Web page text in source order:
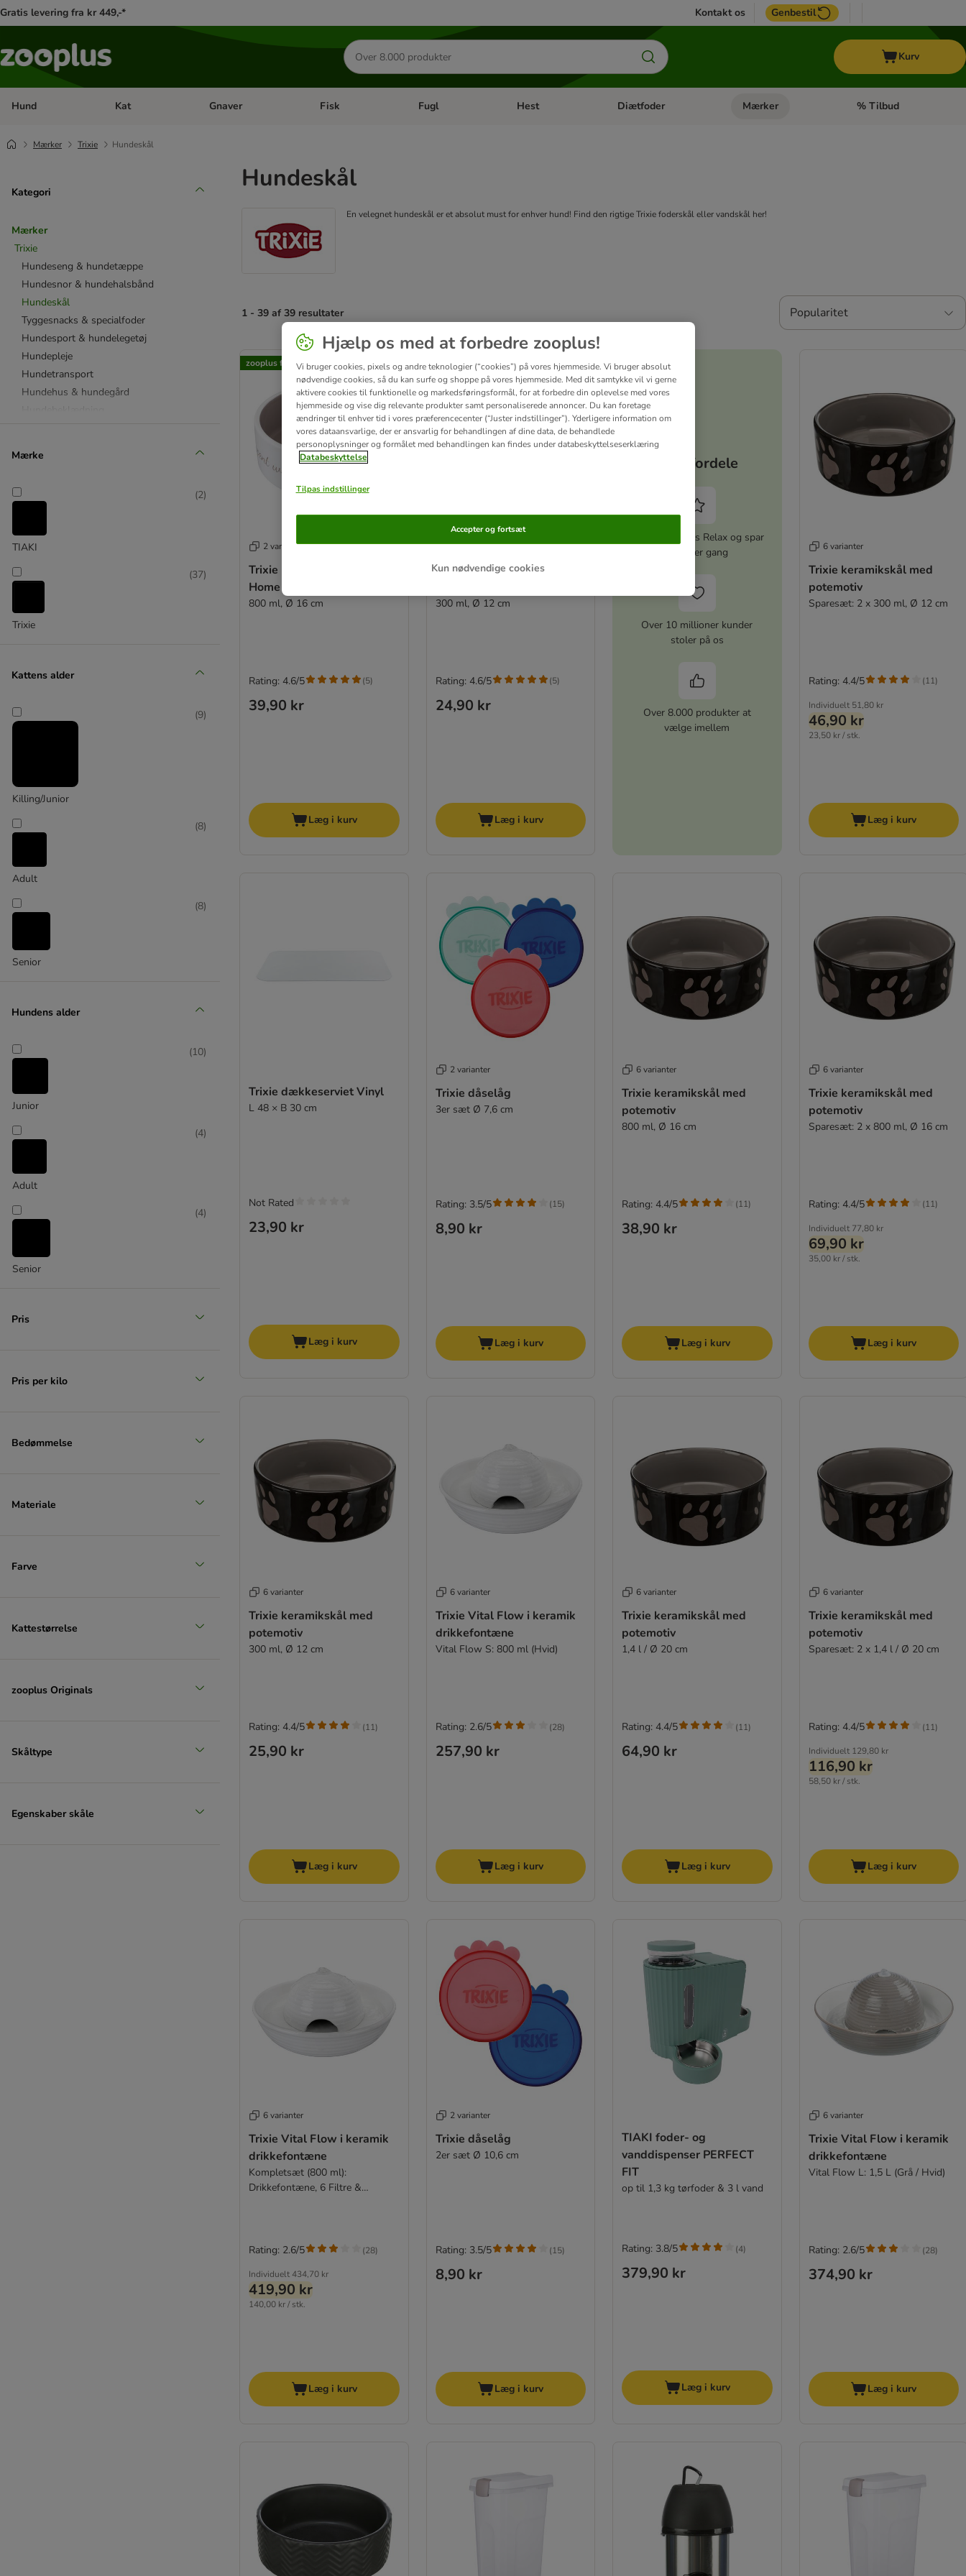
Gratis levering fra kr 449,-* Kontakt os Genbestil
Søg
efter
produkter
Kurv
Hund Åben kategori menu: Hund
Kat Åben kategori menu: Kat
Gnaver Åben kategori menu: Gnaver
Fisk Åben kategori menu: Fisk
Fugl Åben kategori menu: Fugl
Hest Åben kategori menu: Hest
Diætfoder Åben kategori menu: Diætfoder
Mærker Åben kategori menu:
% Tilbud
Mærker Trixie Hundeskål
Kategori
Mærker
Trixie
Hundeseng & hundetæppe
Hundesnor & hundehalsbånd
Hundeskål
Tyggesnacks & specialfoder
Hundesport & hundelegetøj
Hundepleje
Hundetransport
Hundehus & hundegård
Kattesnacks & specialfoder
Kattetransport & halsbånd
Katteseng & kattehule
Kaninbure
Gnaver burtilbehør
Til fugle
Mærke
TIAKI
(2)
Trixie
(37)
Kattens alder
Killing/Junior
(9)
Adult
(8)
Senior
(8)
Hundens alder
Junior
(10)
Adult
(4)
Senior
(4)
Pris
Pris per kilo
Bedømmelse
Materiale
Farve
Kattestørrelse
zooplus Originals
Skåltype
Egenskaber skåle
Hundeskål
En velegnet hundeskål er et absolut must for enhver hund! Find den rigtige Trixie foderskål eller vandskål her!
1 - 39 af 39 resultater Popularitet
product items have been changed
zooplus favorit
2 varianter
Trixie keramikskål Pet's
Home
800 ml, Ø 16 cm
39,90 kr
Rating: 4.6/5 (5)
Læg i kurv
zooplus favorit
2 varianter
Trixie keramikskål Pet's
300 ml, Ø 12 cm
24,90 kr
Rating: 4.6/5 (5)
Læg i kurv
Dine fordele
Aktiver zooplus Relax og spar
5% hver gang
Over 10 millioner kunder
stoler på os
Over 8.000 produkter at
vælge imellem
6 varianter
Trixie keramikskål med
potemotiv
Sparesæt: 2 x 300 ml, Ø 12 cm
Individuelt 51,80 kr
46,90 kr
23,50 kr / stk.
Rating: 4.4/5 (11)
Læg i kurv
Trixie dækkeserviet Vinyl
L 48 × B 30 cm
23,90 kr
Not Rated
Læg i kurv
2 varianter
Trixie dåselåg
3er sæt Ø 7,6 cm
8,90 kr
Rating: 3.5/5 (15)
Læg i kurv
6 varianter
Trixie keramikskål med
potemotiv
800 ml, Ø 16 cm
38,90 kr
Rating: 4.4/5 (11)
Læg i kurv
6 varianter
Trixie keramikskål med
potemotiv
Sparesæt: 2 x 800 ml, Ø 16 cm
Individuelt 77,80 kr
69,90 kr
35,00 kr / stk.
Rating: 4.4/5 (11)
Læg i kurv
6 varianter
Trixie keramikskål med
potemotiv
300 ml, Ø 12 cm
25,90 kr
Rating: 4.4/5 (11)
Læg i kurv
6 varianter
Trixie Vital Flow i keramik
drikkefontæne
Vital Flow S: 800 ml (Hvid)
257,90 kr
Rating: 2.6/5 (28)
Læg i kurv
6 varianter
Trixie keramikskål med
potemotiv
1,4 l / Ø 20 cm
64,90 kr
Rating: 4.4/5 (11)
Læg i kurv
6 varianter
Trixie keramikskål med
potemotiv
Sparesæt: 2 x 1,4 l / Ø 20 cm
Individuelt 129,80 kr
116,90 kr
58,50 kr / stk.
Rating: 4.4/5 (11)
Læg i kurv
6 varianter
Trixie Vital Flow i keramik
drikkefontæne
Kompletsæt (800 ml):
Drikkefontæne, 6 Filtre &
Individuelt434,70 kr
419,90 kr
140,00 kr / stk.
Rating: 2.6/5 (28)
Læg i kurv
2 varianter
Trixie dåselåg
2er sæt Ø 10,6 cm
8,90 kr
Rating: 3.5/5 (15)
Læg i kurv
TIAKI foder- og
vanddispenser PERFECT
FIT
op til 1,3 kg tørfoder & 3 l vand
379,90 kr
Rating: 3.8/5 (4)
Læg i kurv
6 varianter
Trixie Vital Flow i keramik
drikkefontæne
Vital Flow L: 1,5 L (Grå / Hvid)
374,90 kr
Rating: 2.6/5 (28)
Læg i kurv
Hjælp os med at forbedre zooplus!
Vi bruger cookies, pixels og andre teknologier (“cookies”) på vores hjemmeside. Vi bruger absolut
nødvendige cookies, så du kan surfe og shoppe på vores hjemmeside. Med dit samtykke vil vi gerne
aktivere cookies til funktionelle og markedsføringsformål, for at forbedre din oplevelse med vores
hjemmeside og vise dig relevante produkter samt personaliserede annoncer. Du kan foretage
ændringer til enhver tid i vores præferencecenter (“Juster indstillinger”). Yderligere information om
vores dataansvarlige, der er ansvarlig for behandlingen af ​​dine data, de behandlede
personoplysninger og formålet med behandlingen kan findes under databeskyttelseserklæring
Databeskyttelse
Tilpas indstillinger
Kun nødvendige cookies
Accepter og fortsæt